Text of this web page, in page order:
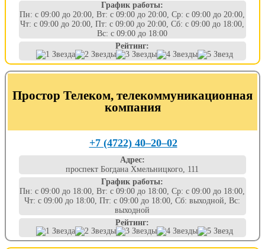
График работы:
Пн: с 09:00 до 20:00, Вт: с 09:00 до 20:00, Ср: с 09:00 до 20:00,
Чт: с 09:00 до 20:00, Пт: с 09:00 до 20:00, Сб: с 09:00 до 18:00,
Вс: с 09:00 до 18:00
Рейтинг:
Простор Телеком, телекоммуникационная
компания
+7 (4722) 40‒20‒02
Адрес:
проспект Богдана Хмельницкого, 111
График работы:
Пн: с 09:00 до 18:00, Вт: с 09:00 до 18:00, Ср: с 09:00 до 18:00,
Чт: с 09:00 до 18:00, Пт: с 09:00 до 18:00, Сб: выходной, Вс:
выходной
Рейтинг: